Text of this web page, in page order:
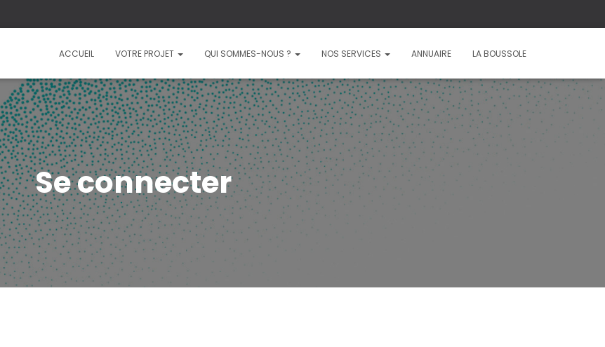
ACCUEIL VOTRE PROJET QUI SOMMES-NOUS ? NOS SERVICES ANNUAIRE LA BOUSSOLE
Se connecter